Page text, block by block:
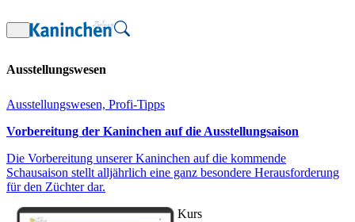
Inhalt
springen
Ausstellungswesen
Ausstellungswesen, Profi-Tipps
Vorbereitung der Kaninchen auf die Ausstellungsaison
Die Vorbereitung unserer Kaninchen auf die kommende
Schausaison stellt alljährlich eine ganz besondere Herausforderung
für den Züchter dar.
Kurs